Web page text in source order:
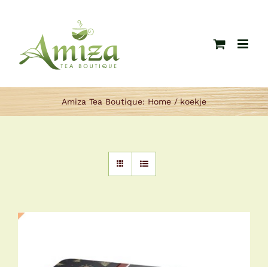
Amiza Tea Boutique: Home koekje